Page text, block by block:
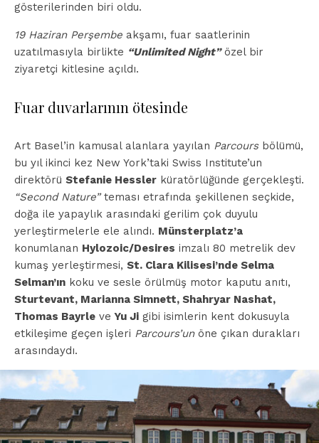
gösterilerinden biri oldu.
19 Haziran Perşembe akşamı, fuar saatlerinin
uzatılmasıyla birlikte “Unlimited Night”özel bir
ziyaretçi kitlesine açıldı.
Fuar duvarlarının ötesinde
Art Basel’in kamusal alanlara yayılan Parcoursbölümü,
bu yıl ikinci kez New York’taki Swiss Institute’un
direktörü Stefanie Hessler küratörlüğünde gerçekleşti.
“Second Nature”teması etrafında şekillenen seçkide,
doğa ile yapaylık arasındaki gerilim çok duyulu
yerleştirmelerle ele alındı. Münsterplatz’a
konumlanan Hylozoic/Desires imzalı 80 metrelik dev
kumaş yerleştirmesi, St. Clara Kilisesi’nde Selma
Selman’ın koku ve sesle örülmüş motor kaputu anıtı,
Sturtevant, Marianna Simnett, Shahryar Nashat,
Thomas Bayrle ve Yu Ji gibi isimlerin kent dokusuyla
etkileşime geçen işleri Parcours’unöne çıkan durakları
arasındaydı.